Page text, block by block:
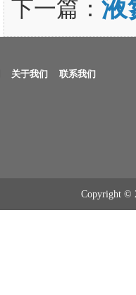
下一篇： 液
关于我们 联系我们
Copyright ©